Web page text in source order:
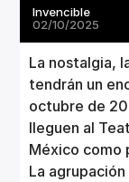
Invencible
02/10/2025
La nostalgia,
tendrán un
octubre de
lleguen al
México como
La